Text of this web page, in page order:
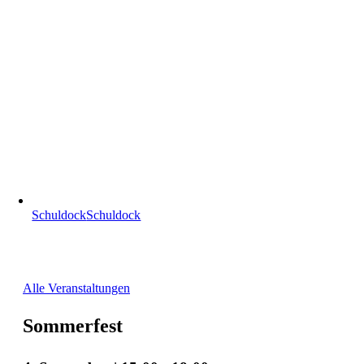
SchuldockSchuldock
Alle Veranstaltungen
Sommerfest